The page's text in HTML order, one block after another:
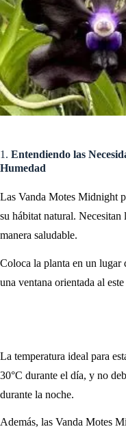
1. Entendiendo las
Humedad
Las Vanda Motes Midnight
su hábitat natural.
manera saludable.
Coloca la planta en un lugar
una ventana orientada al
La temperatura ideal para
30°C durante el día, y no
durante la noche.
Además, las Vanda Motes